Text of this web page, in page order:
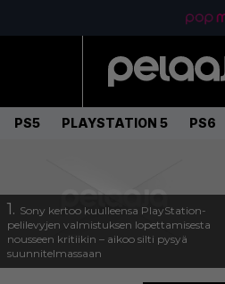
PS5 PLAYSTATION 5 PS6
1. Sony kertoo kuulleensa PlayStation-
pelilevyjen valmistuksen lopettamisesta
nousseen kritiikin – aikoo silti pysyä
suunnitelmassaan